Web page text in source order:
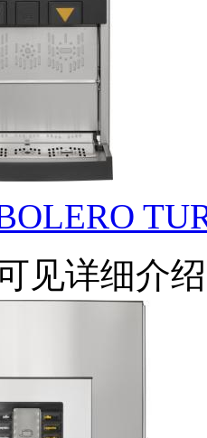
见详细介绍